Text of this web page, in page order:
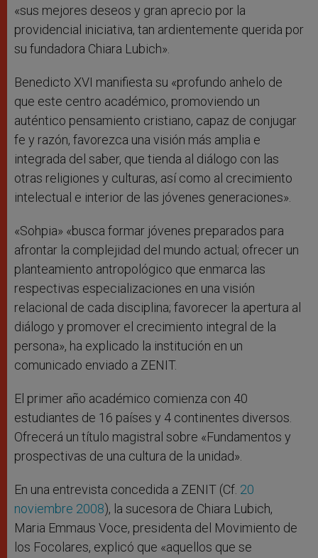
«sus mejores deseos y gran aprecio por la
providencial iniciativa, tan ardientemente querida por
su fundadora Chiara Lubich».
Benedicto XVI manifiesta su «profundo anhelo de
que este centro académico, promoviendo un
auténtico pensamiento cristiano, capaz de conjugar
fe y razón, favorezca una visión más amplia e
integrada del saber, que tienda al diálogo con las
otras religiones y culturas, así como al crecimiento
intelectual e interior de las jóvenes generaciones».
«Sohpia» «busca formar jóvenes preparados para
afrontar la complejidad del mundo actual; ofrecer un
planteamiento antropológico que enmarca las
respectivas especializaciones en una visión
relacional de cada disciplina; favorecer la apertura al
diálogo y promover el crecimiento integral de la
persona», ha explicado la institución en un
comunicado enviado a ZENIT.
El primer año académico comienza con 40
estudiantes de 16 países y 4 continentes diversos.
Ofrecerá un título magistral sobre «Fundamentos y
prospectivas de una cultura de la unidad».
En una entrevista concedida a ZENIT (Cf. 20
noviembre 2008), la sucesora de Chiara Lubich,
Maria Emmaus Voce, presidenta del Movimiento de
los Focolares, explicó que «aquellos que se